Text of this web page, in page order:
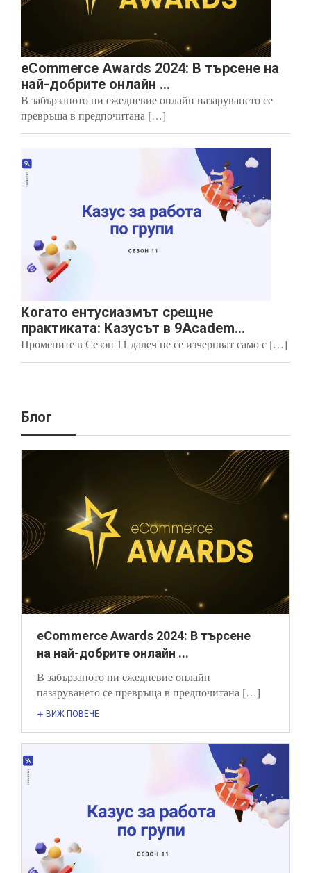
eCommerce Awards 2024: В търсене на
най-добрите онлайн ...
В забързаното ни ежедневие онлайн пазаруването се
превръща в предпочитана […]
Когато ентусиазмът срещне
практиката: Казусът в 9Academ...
Промените в Сезон 11 далеч не се изчерпват само с […]
Блог
eCommerce Awards 2024: В търсене
на най-добрите онлайн ...
В забързаното ни ежедневие онлайн
пазаруването се превръща в предпочитана […]
ВИЖ ПОВЕЧЕ